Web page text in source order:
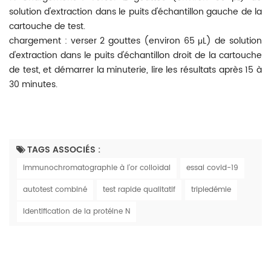
solution d'extraction dans le puits d'échantillon gauche de la
cartouche de test.
chargement : verser 2 gouttes (environ 65 μL) de solution
d'extraction dans le puits d'échantillon droit de la cartouche
de test, et démarrer la minuterie, lire les résultats après 15 à
30 minutes.
TAGS ASSOCIÉS :
immunochromatographie à l'or colloïdal
essai covid-19
autotest combiné
test rapide qualitatif
tripledémie
Identification de la protéine N